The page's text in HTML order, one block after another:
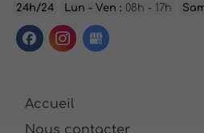
24h/24 Lun - Ven : 08h - 17h
Accueil
Nous contacter